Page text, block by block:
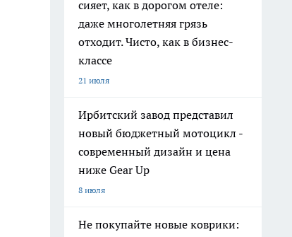
сияет, как в дорогом отеле:
даже многолетняя грязь
отходит. Чисто, как в бизнес-
классе
21 июля
Ирбитский завод представил
новый бюджетный мотоцикл -
современный дизайн и цена
ниже Gear Up
8 июля
Не покупайте новые коврики: